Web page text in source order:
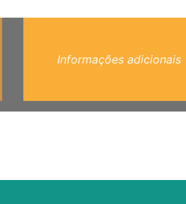
Informações adicionais